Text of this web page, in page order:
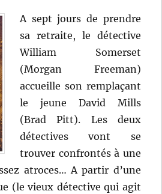
A sept jours de prendre
sa retraite, le détective
William Somerset
(Morgan Freeman)
accueille son remplaçant
le jeune David Mills
(Brad Pitt). Les deux
détectives vont se
trouver confrontés à une
atroces… A partir d’une
(le vieux détective qui agit